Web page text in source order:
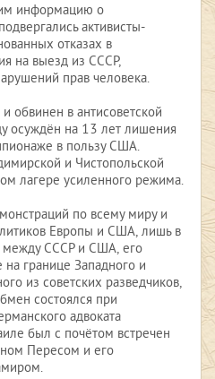
информацию о
активисты-
отказах в
на выезд из СССР,
прав человека.
обвинен в антисоветской
осуждён на 13 лет лишения
в пользу США.
и Чистопольской
лагере усиленного режима.
по всему миру и
Европы и США, лишь в
между СССР и США, его
границе Западного и
из советских разведчиков,
состоялся при
адвоката
был с почётом встречен
Пересом и его